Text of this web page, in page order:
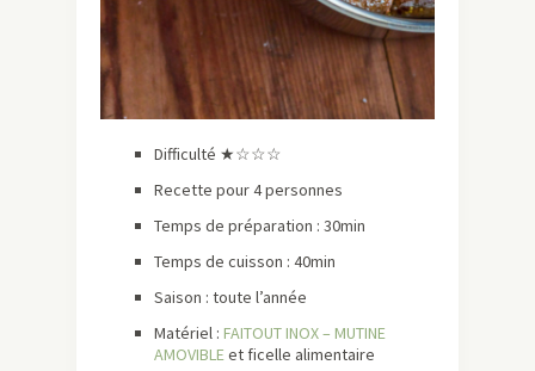
Difficulté ★☆☆☆
Recette pour 4 personnes
Temps de préparation : 30min
Temps de cuisson : 40min
Saison : toute l’année
Matériel : FAITOUT INOX – MUTINE
AMOVIBLEet ficelle alimentaire